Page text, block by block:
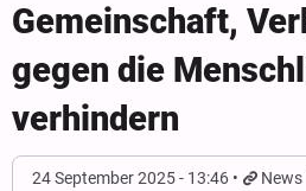
Gemeinschaft,
gegen die
verhindern
24 September 2025 - 13:46
News